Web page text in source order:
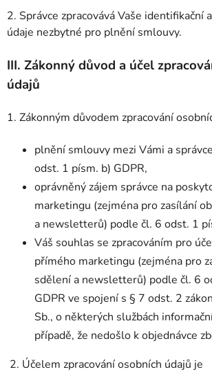
2. Správce zpracovává Vaše identifikační
údaje nezbytné pro plnění smlouvy.
III. Zákonný důvod a účel
údajů
1. Zákonným důvodem zpracování
plnění smlouvy mezi Vámi a
odst. 1 písm. b) GDPR,
oprávněný zájem správce na
marketingu (zejména pro zasílání
a newsletterů) podle čl. 6 odst. 1
Váš souhlas se zpracováním pro
přímého marketingu (zejména pro
sdělení a newsletterů) podle čl. 6
GDPR ve spojení s § 7 odst. 2
Sb., o některých službách
případě, že nedošlo k objednávce
2. Účelem zpracování osobních údajů je